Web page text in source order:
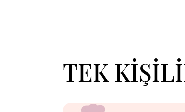
TEK